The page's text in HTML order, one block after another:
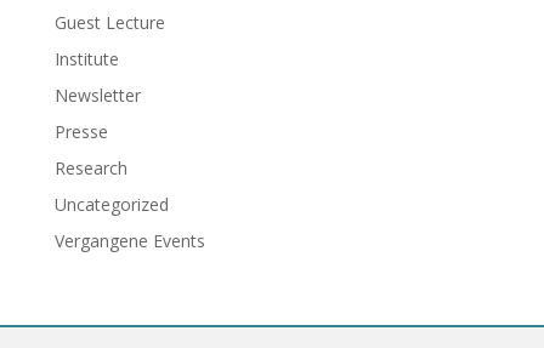
Guest Lecture
Institute
Newsletter
Presse
Research
Uncategorized
Vergangene Events